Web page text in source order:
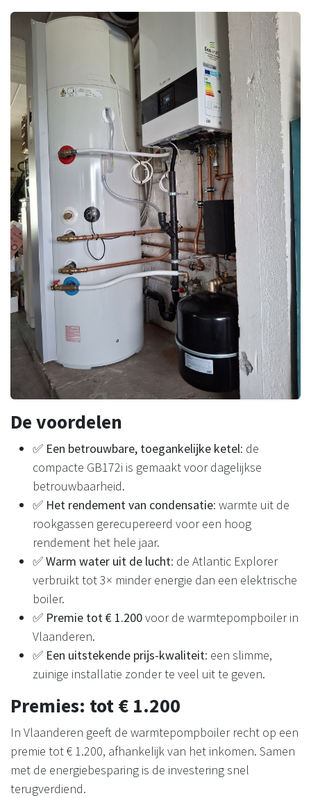
De voordelen
✅ Een betrouwbare, toegankelijke ketel: de
compacte GB172i is gemaakt voor dagelijkse
betrouwbaarheid.
✅ Het rendement van condensatie: warmte uit de
rookgassen gerecupereerd voor een hoog
rendement het hele jaar.
✅Warm water uit de lucht: de Atlantic Explorer
verbruikt tot 3× minder energie dan een elektrische
boiler.
✅ Premie tot € 1.200voor de warmtepompboiler in
Vlaanderen.
✅ Een uitstekende prijs-kwaliteit: een slimme,
zuinige installatie zonder te veel uit te geven.
Premies: tot € 1.200
In Vlaanderen geeft de warmtepompboiler recht op een
premie tot € 1.200, afhankelijk van het inkomen. Samen
met de energiebesparing is de investering snel
terugverdiend.